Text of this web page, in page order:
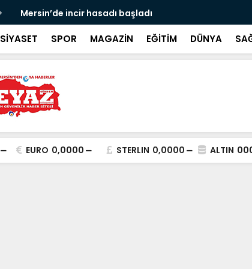
Mersin’de incir hasadı başladı
SİYASET SPOR MAGAZİN EĞİTİM DÜNYA
EURO 0,0000 STERLIN 0,0000 ALTIN